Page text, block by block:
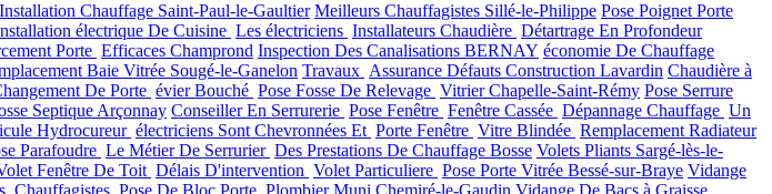
Installation Chauffage Saint-Paul-le-Gaultier Meilleurs Chauffagistes Sillé-le-Philippe Pose Poignet Porte
électrique De Cuisine Les électriciens Installateurs Chaudière Détartrage En Profondeur
Porte Efficaces Champrond Inspection Des Canalisations BERNAY économie De Chauffage
Baie Vitrée Sougé-le-Ganelon Travaux Assurance Défauts Construction Lavardin Chaudière à
De Porte évier Bouché Pose Fosse De Relevage Vitrier Chapelle-Saint-Rémy Pose Serrure
Septique Arçonnay Conseiller En Serrurerie Pose Fenêtre Fenêtre Cassée Dépannage Chauffage Un
Hydrocureur électriciens Sont Chevronnées Et Porte Fenêtre Vitre Blindée Remplacement Radiateur
Parafoudre Le Métier De Serrurier Des Prestations De Chauffage Bosse Volets Pliants Sargé-lès-le-
Fenêtre De Toit Délais D'intervention Volet Particuliere Pose Porte Vitrée Bessé-sur-Braye Vidange